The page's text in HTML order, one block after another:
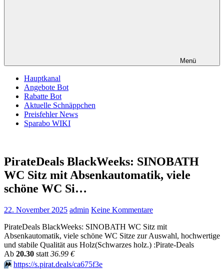
Menü
Hauptkanal
Angebote Bot
Rabatte Bot
Aktuelle Schnäppchen
Preisfehler News
Sparabo WIKI
PirateDeals BlackWeeks: SINOBATH
WC Sitz mit Absenkautomatik, viele
schöne WC Si…
22. November 2025 admin Keine Kommentare
PirateDeals BlackWeeks: SINOBATH WC Sitz mit
Absenkautomatik, viele schöne WC Sitze zur Auswahl, hochwertige
und stabile Qualität aus Holz(Schwarzes holz.) :Pirate-Deals
Аb 20.30 statt 36.99 €
⏩️ https://s.pirat.deals/ca675f3e